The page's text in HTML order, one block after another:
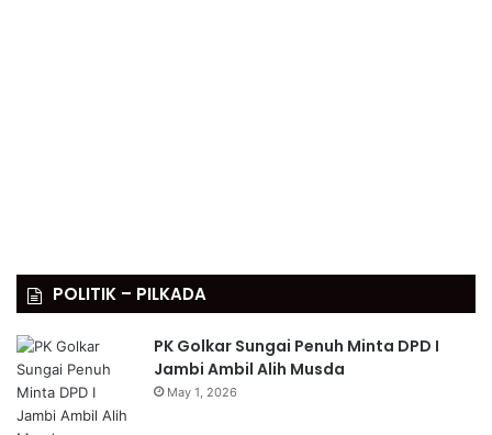
POLITIK – PILKADA
PK Golkar Sungai Penuh Minta DPD I
Jambi Ambil Alih Musda
May 1, 2026